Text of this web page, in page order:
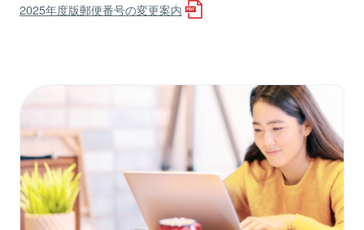
2025年度版郵便番号の変更案内